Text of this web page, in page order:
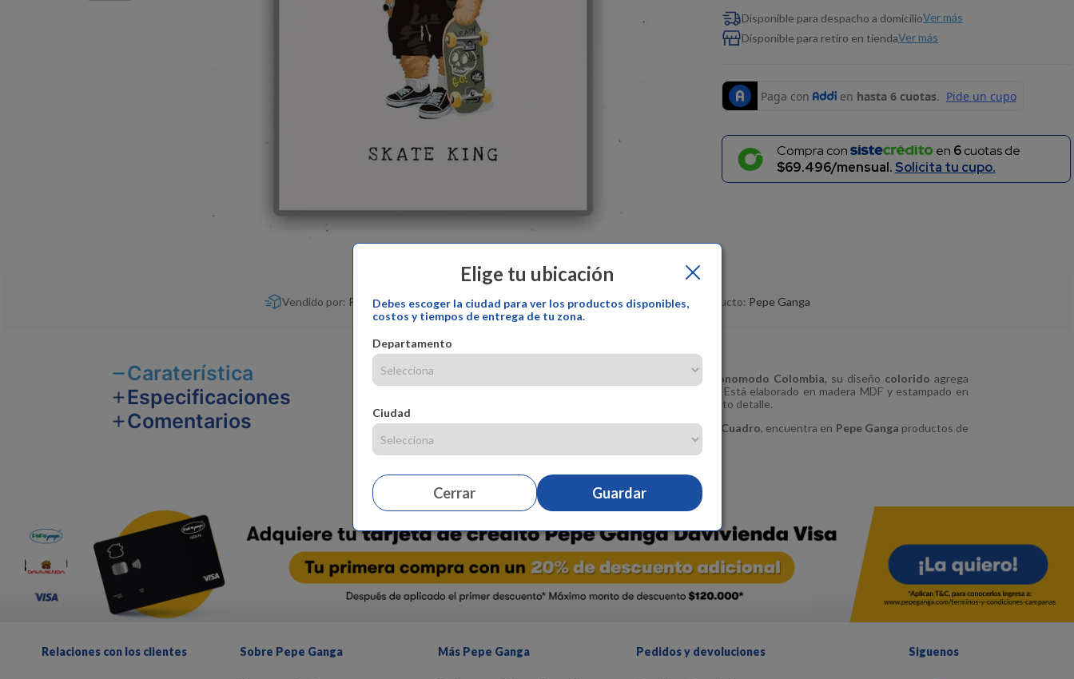
Elige tu ubicación
Debes escoger la ciudad para ver los productos disponibles,
costos y tiempos de entrega de tu zona.
Departamento
Ciudad
Cerrar Guardar
Disponible para despacho a domicilioVer más
Disponible para retiro en tiendaVer más
Compra con en 6cuotas de
$69.496/mensual. Solicita tu cupo.
Vendido por: Pepe Ganga Cambios y devoluciones:Pepe Ganga Garantía del producto: Pepe Ganga
Caraterística
Especificaciones
Comentarios
Lúcete en tu Ekonomodo Colombia, su diseño colorido agrega
sea más vibrante. Está elaborado en madera MDF y estampado en
vienen con alto detalle.
Dale un toque de estilo a los ambientes de tu hogar con este hermoso
Cuadro, encuentra en Pepe Ganga productos de
excelente calidad. ¡Anímate y llévalo ya mismo!
Relaciones con los clientes Sobre Pepe Ganga Más Pepe Ganga Pedidos y devoluciones Siguenos